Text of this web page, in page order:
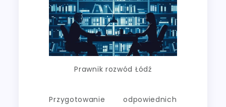
Prawnik rozwód Łódź
Przygotowanie odpowiednich